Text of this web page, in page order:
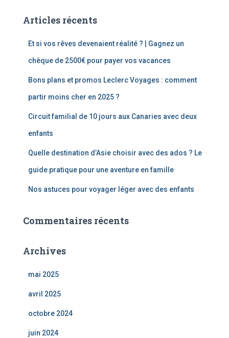
rArticles récents
Et si vos rêves devenaient réalité ? | Gagnez un
chèque de 2500€ pour payer vos vacances
Bons plans et promos Leclerc Voyages : comment
partir moins cher en 2025 ?
Circuit familial de 10 jours aux Canaries avec deux
enfants
Quelle destination d’Asie choisir avec des ados ? Le
guide pratique pour une aventure en famille
Nos astuces pour voyager léger avec des enfants
Commentaires récents
Archives
mai 2025
avril 2025
octobre 2024
juin 2024